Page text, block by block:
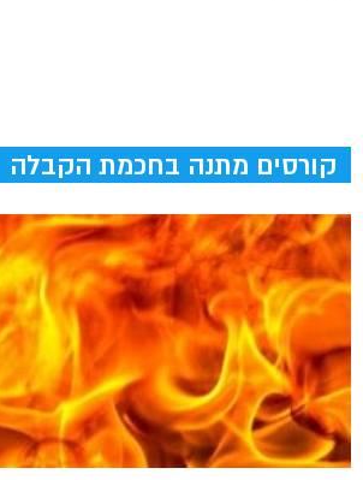
קורסים מתנה בחכמת הקבלה